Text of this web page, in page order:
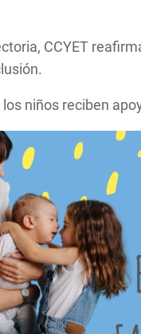
CCYET
niños reciben